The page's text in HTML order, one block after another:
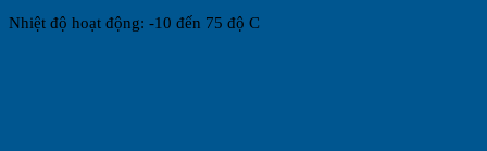
Nhiệt độ hoạt động: -10 đến 75 độ C